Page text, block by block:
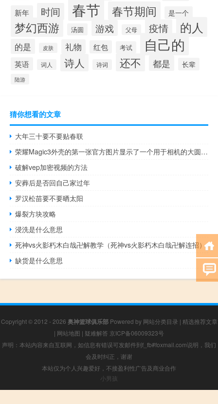
新年 时间 春节 春节期间 是一个
梦幻西游 汤圆 游戏 父母 疫情 的人
的是 皮肤 礼物 红包 考试 自己的
英语 词人 诗人 诗词 还不 都是 长辈
陆游
猜你想看的文章
大年三十要不要贴春联
荣耀Magic3外壳的第一张官方图片显示了一个用于相机的大圆形开口
破解vep加密视频的方法
安葬后是否回自己家过年
罗汉松苗要不要晒太阳
爆裂方块攻略
浸洗是什么意思
死神vs火影朽木白哉卍解教学（死神vs火影朽木白哉卍解连招）
缺货是什么意思
Copyright © 2012 - 2026 奥神篮球俱乐部Powered by 网站分类目录 | 精选推荐文章
| 网站地图 | 疑难解答 京ICP备06009323号
声明：本站内容来自互联网，如信息有错误可发邮件到f_fb#foxmail.com说明，我们
会及时纠正，谢谢
本站仅为个人兴趣爱好，不接盈利性广告及商业合作
小男孩